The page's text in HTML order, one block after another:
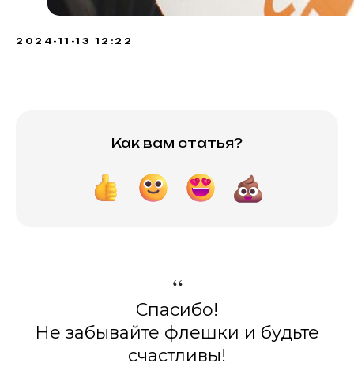
2024-11-13 12:22
Как вам статья?
“
Спасибо!
Не забывайте флешки и будьте
счастливы!